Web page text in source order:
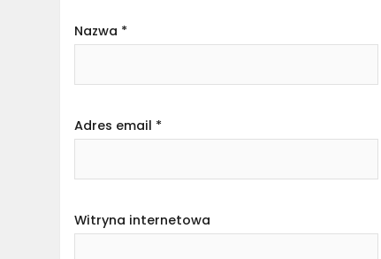
Nazwa *
Adres email *
Witryna internetowa